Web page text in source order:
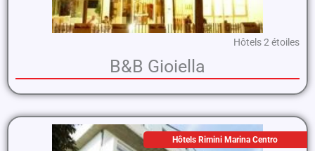
Hôtels 2 étoiles
B&B Gioiella
Hôtels Rimini Marina Centro